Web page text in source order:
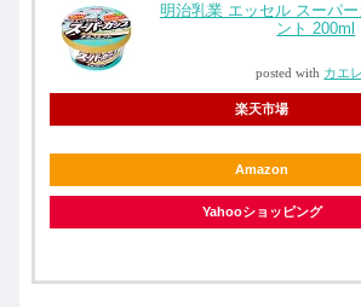
明治乳業 エッセル スーパー
ント 200ml
posted with カエ
楽天市場
Amazon
Yahooショッピング